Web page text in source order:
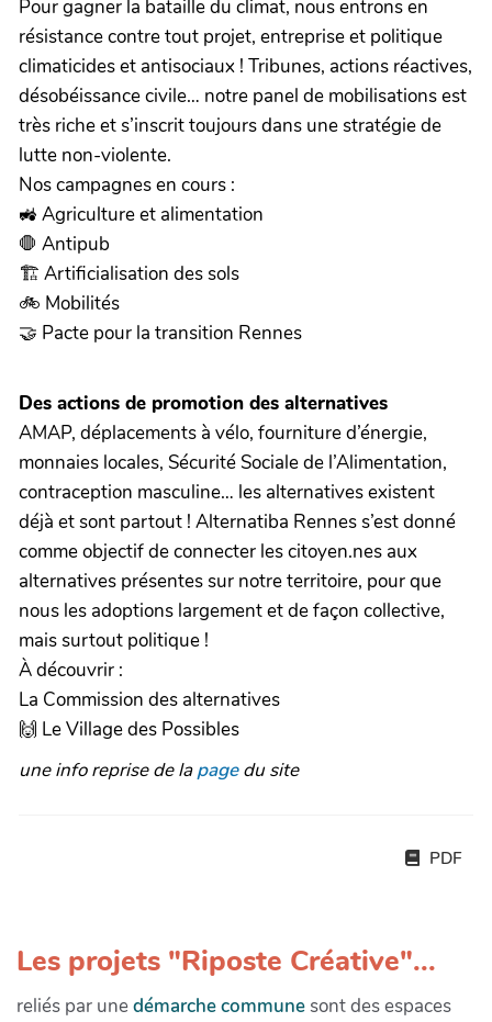
Pour gagner la bataille du climat, nous entrons en
résistance contre tout projet, entreprise et politique
climaticides et antisociaux ! Tribunes, actions réactives,
désobéissance civile… notre panel de mobilisations est
très riche et s’inscrit toujours dans une stratégie de
lutte non-violente.
Nos campagnes en cours :
🚜 Agriculture et alimentation
🛑 Antipub
🏗️ Artificialisation des sols
🚲 Mobilités
🤝 Pacte pour la transition Rennes
Des actions de promotion des alternatives
AMAP, déplacements à vélo, fourniture d’énergie,
monnaies locales, Sécurité Sociale de l’Alimentation,
contraception masculine… les alternatives existent
déjà et sont partout ! Alternatiba Rennes s’est donné
comme objectif de connecter les citoyen.nes aux
alternatives présentes sur notre territoire, pour que
nous les adoptions largement et de façon collective,
mais surtout politique !
À découvrir :
La Commission des alternatives
🙌 Le Village des Possibles
une info reprise de lapagedu site
PDF